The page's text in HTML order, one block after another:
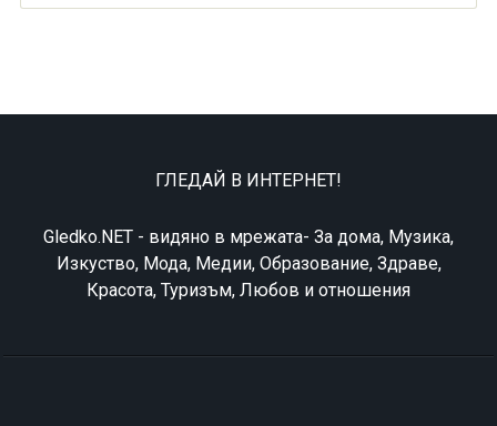
ГЛЕДАЙ В ИНТЕРНЕТ!
Gledko.NET - видяно в мрежата- За дома, Музика,
Изкуство, Мода, Медии, Образование, Здраве,
Красота, Туризъм, Любов и отношения